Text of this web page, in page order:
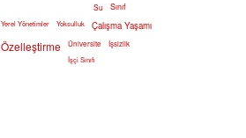
Su Sınıf
Yerel Yönetimler Yoksulluk Çalışma Yaşamı
Özelleştirme Üniversite
İşsizlik
İşçi Sınıfı